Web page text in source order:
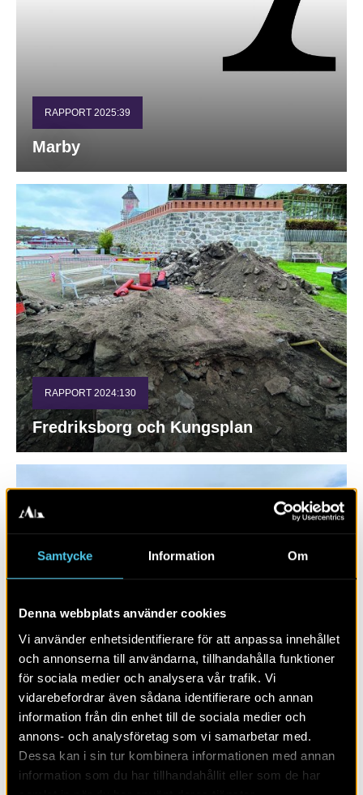
Samtycke Information Om
Denna webbplats använder cookies
Vi använder enhetsidentifierare för att anpassa innehållet
och annonserna till användarna, tillhandahålla funktioner
för sociala medier och analysera vår trafik. Vi
vidarebefordrar även sådana identifierare och annan
information från din enhet till de sociala medier och
annons- och analysföretag som vi samarbetar med.
Dessa kan i sin tur kombinera informationen med annan
information som du har tillhandahållit eller som de har
RAPPORT 2025:39
Marby
RAPPORT 2024:130
Fredriksborg och Kungsplan
RAPPORT 2024:20
Nya grav- och boplatsområden